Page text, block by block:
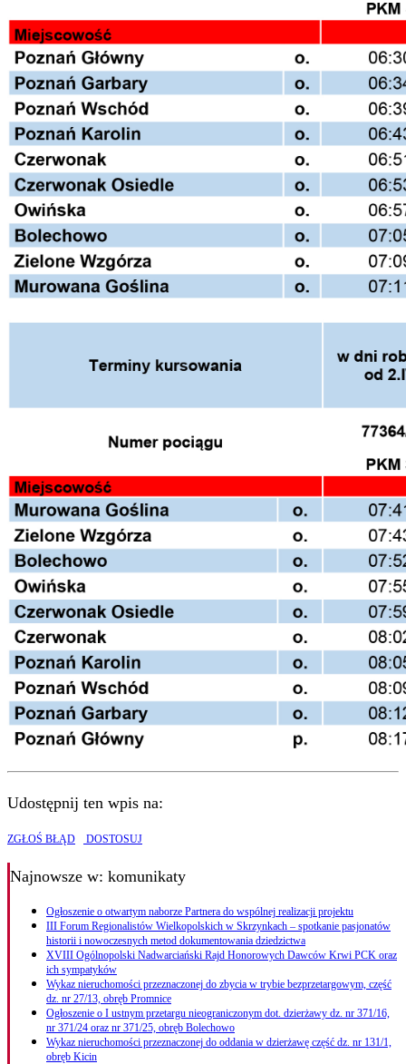
Udostępnij ten wpis na:
ZGŁOŚ BŁĄD DOSTOSUJ
Najnowsze w: komunikaty
Ogłoszenie o otwartym naborze Partnera do wspólnej realizacji projektu
III Forum Regionalistów Wielkopolskich w Skrzynkach – spotkanie pasjonatów
historii i nowoczesnych metod dokumentowania dziedzictwa
XVIII Ogólnopolski Nadwarciański Rajd Honorowych Dawców Krwi PCK oraz
ich sympatyków
Wykaz nieruchomości przeznaczonej do zbycia w trybie bezprzetargowym, część
dz. nr 27/13, obręb Promnice
Ogłoszenie o I ustnym przetargu nieograniczonym dot. dzierżawy dz. nr 371/16,
nr 371/24 oraz nr 371/25, obręb Bolechowo
Wykaz nieruchomości przeznaczonej do oddania w dzierżawę część dz. nr 131/1,
obręb Kicin